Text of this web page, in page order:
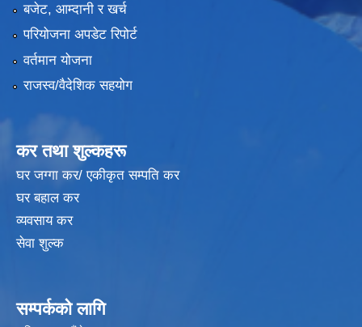
बजेट, आम्दानी र खर्च
परियोजना अपडेट रिपोर्ट
वर्तमान योजना
राजस्व/वैदेशिक सहयोग
कर तथा शुल्कहरू
घर जग्गा कर/ एकीकृत सम्पति कर
घर बहाल कर
व्यवसाय कर
सेवा शुल्क
सम्पर्कको लागि